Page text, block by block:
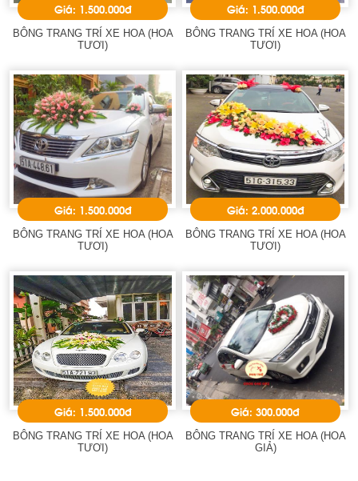
Giá: 1.500.000đ
BÔNG TRANG TRÍ XE HOA (HOA
TƯƠI)
Giá: 1.500.000đ
BÔNG TRANG TRÍ XE HOA (HOA
TƯƠI)
Giá: 1.500.000đ
BÔNG TRANG TRÍ XE HOA (HOA
TƯƠI)
Giá: 2.000.000đ
BÔNG TRANG TRÍ XE HOA (HOA
TƯƠI)
Giá: 1.500.000đ
BÔNG TRANG TRÍ XE HOA (HOA
TƯƠI)
Giá: 300.000đ
BÔNG TRANG TRÍ XE HOA (HOA
GIẢ)